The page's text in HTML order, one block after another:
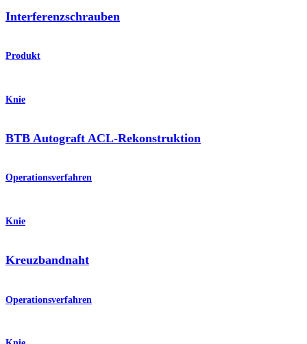
Interferenzschrauben
Produkt
Knie
BTB Autograft ACL-Rekonstruktion
Operationsverfahren
Knie
Kreuzbandnaht
Operationsverfahren